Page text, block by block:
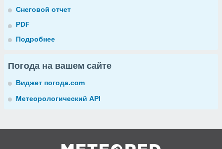
Снеговой отчет
PDF
Подробнее
Погода на вашем сайте
Виджет погода.com
Метеорологический API